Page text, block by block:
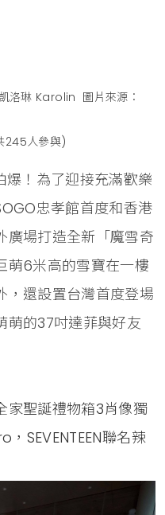
洛琳 Karolin 圖片來源：
245人參與)
爆！為了迎接充滿歡樂
忠孝館首度和香港
廣場打造全新「魔雪奇
萌6米高的雪寶在一樓
，還設置台灣首度登場
萌的37吋達菲與好友
家聖誕禮物箱3肖像獨
SEVENTEEN聯名辣